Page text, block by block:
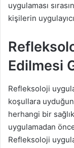
uygulaması
kişilerin
Edilmesi
Refleksoloji
koşullara
herhangi bir
uygulamadan
Refleksoloji